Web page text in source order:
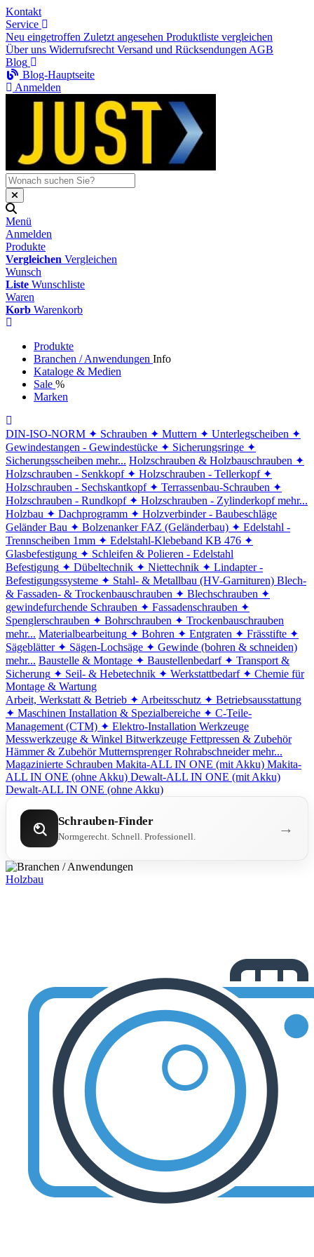
Kontakt
Service
Neu eingetroffen Zuletzt angesehen Produktliste vergleichen
Über uns Widerrufsrecht Versand und Rücksendungen AGB
Blog
Blog-Hauptseite
Anmelden
Menü
Anmelden
Produkte
Vergleichen Vergleichen
Wunsch
Liste Wunschliste
Waren
Korb Warenkorb
Produkte
Branchen / Anwendungen Info
Kataloge & Medien
Sale %
Marken
DIN-ISO-NORM ✦ Schrauben ✦ Muttern ✦ Unterlegscheiben ✦
Gewindestangen - Gewindestücke ✦ Sicherungsringe ✦
Sicherungsscheiben mehr... Holzschrauben & Holzbauschrauben ✦
Holzschrauben - Senkkopf ✦ Holzschrauben - Tellerkopf ✦
Holzschrauben - Sechskantkopf ✦ Terrassenbau-Schrauben ✦
Holzschrauben - Rundkopf ✦ Holzschrauben - Zylinderkopf mehr...
Holzbau ✦ Dachprogramm ✦ Holzverbinder - Baubeschläge
Geländer Bau ✦ Bolzenanker FAZ (Geländerbau) ✦ Edelstahl -
Trennscheiben 1mm ✦ Edelstahl-Klebeband KB 476 ✦
Glasbefestigung ✦ Schleifen & Polieren - Edelstahl
Befestigung ✦ Dübeltechnik ✦ Niettechnik ✦ Lindapter -
Befestigungssysteme ✦ Stahl- & Metallbau (HV-Garnituren) Blech-
& Fassaden- & Trockenbauschrauben ✦ Blechschrauben ✦
gewindefurchende Schrauben ✦ Fassadenschrauben ✦
Spenglerschrauben ✦ Bohrschrauben ✦ Trockenbauschrauben
mehr... Materialbearbeitung ✦ Bohren ✦ Entgraten ✦ Frässtifte ✦
Sägeblätter ✦ Sägen-Lochsäge ✦ Gewinde (bohren & schneiden)
mehr... Baustelle & Montage ✦ Baustellenbedarf ✦ Transport &
Sicherung ✦ Seil- & Hebetechnik ✦ Werkstattbedarf ✦ Chemie für
Montage & Wartung
Arbeit, Werkstatt & Betrieb ✦ Arbeitsschutz ✦ Betriebsausstattung
✦ Maschinen Installation & Spezialbereiche ✦ C-Teile-
Management (CTM) ✦ Elektro-Installation Werkzeuge
Messwerkzeuge & Winkel Bitwerkzeuge Fettpressen & Zubehör
Hämmer & Zubehör Mutternsprenger Rohrabschneider mehr...
Magazinierte Schrauben Makita-ALL IN ONE (mit Akku) Makita-
ALL IN ONE (ohne Akku) Dewalt-ALL IN ONE (mit Akku)
Dewalt-ALL IN ONE (ohne Akku)
Schrauben-Finder
Normgerecht. Schnell. Professionell. →
Holzbau